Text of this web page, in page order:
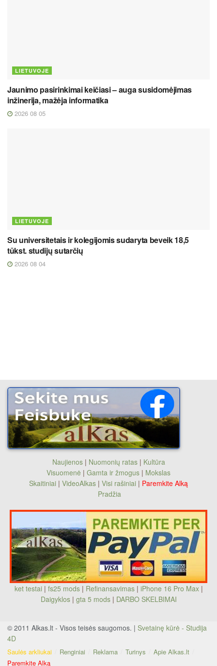
LIETUVOJE
Jaunimo pasirinkimai keičiasi – auga susidomėjimas
inžinerija, mažėja informatika
2026 08 05
LIETUVOJE
Su universitetais ir kolegijomis sudaryta beveik 18,5
tūkst. studijų sutarčių
2026 08 04
Naujienos| Nuomonių ratas| Kultūra
Visuomenė | Gamta ir žmogus | Mokslas
Skaitiniai | VideoAlkas | Visi rašiniai | Paremkite Alką
Pradžia
ket testai | fs25 mods| Refinansavimas| iPhone 16 Pro Max|
Daigyklos| gta 5 mods | DARBO SKELBIMAI
© 2011 Alkas.lt - Visos teisės saugomos. | Svetainę kūrė - Studija
4D
Saulės arkliukai Renginiai Reklama Turinys
Apie Alkas.lt
Paremkite Alką